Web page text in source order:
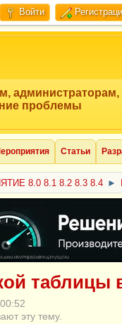
Войти
проблемы
Статьи
8.0 8.1 8.2 8.3 8.4 ►
эту тему.